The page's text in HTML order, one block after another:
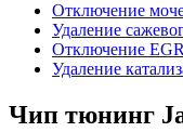
Отключение
Удаление
Отключение EGR
Удаление
Чип тюнинг